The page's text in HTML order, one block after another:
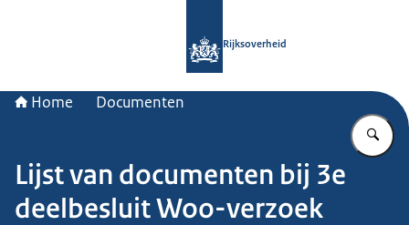
Rijksoverheid
Home Documenten
Lijst van documenten bij 3e
deelbesluit Woo-verzoek